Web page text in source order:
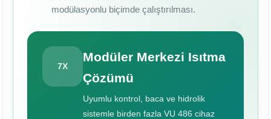
modülasyonlu biçimde çalıştırılması.
7X
Modüler Merkezi Isıtma
Çözümü
Uyumlu kontrol, baca ve hidrolik
sistemle birden fazla VU 486 cihaz